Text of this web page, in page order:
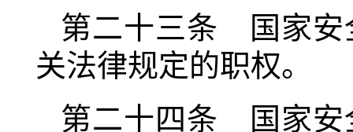
第二十三条 国家安
关法律规定的职权。
第二十四条 国家安